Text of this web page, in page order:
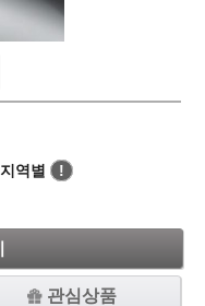
지역별
!
관심상품